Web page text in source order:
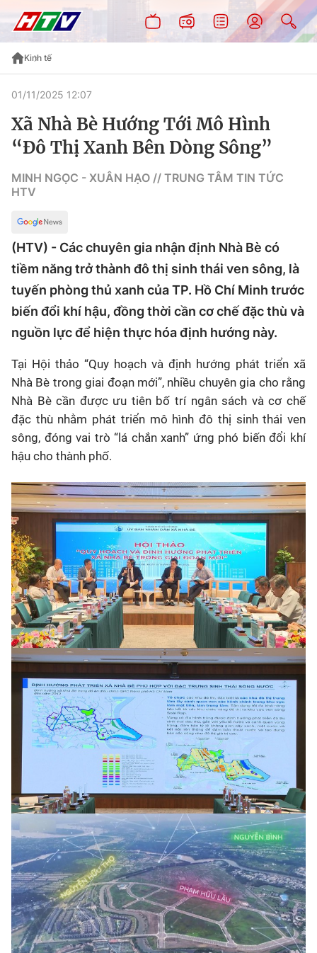
Kinh tế
01/11/2025 12:07
Xã Nhà Bè Hướng Tới Mô Hình
“Đô Thị Xanh Bên Dòng Sông”
MINH NGỌC - XUÂN HẠO // TRUNG TÂM TIN TỨC
HTV
(HTV) - Các chuyên gia nhận định Nhà Bè có
tiềm năng trở thành đô thị sinh thái ven sông, là
tuyến phòng thủ xanh của TP. Hồ Chí Minh trước
biến đổi khí hậu, đồng thời cần cơ chế đặc thù và
nguồn lực để hiện thực hóa định hướng này.
Tại Hội thảo “Quy hoạch và định hướng phát triển xã
Nhà Bè trong giai đoạn mới”, nhiều chuyên gia cho rằng
Nhà Bè cần được ưu tiên bố trí ngân sách và cơ chế
đặc thù nhằm phát triển mô hình đô thị sinh thái ven
sông, đóng vai trò “lá chắn xanh” ứng phó biến đổi khí
hậu cho thành phố.